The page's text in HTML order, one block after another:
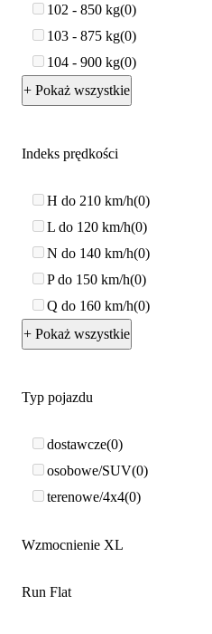
102 - 850 kg 0
103 - 875 kg 0
104 - 900 kg 0
+ Pokaż wszystkie
Indeks prędkości
H do 210 km/h 0
L do 120 km/h 0
N do 140 km/h 0
P do 150 km/h 0
Q do 160 km/h 0
+ Pokaż wszystkie
Typ pojazdu
dostawcze 0
osobowe/SUV 0
terenowe/4x4 0
Wzmocnienie XL
Run Flat